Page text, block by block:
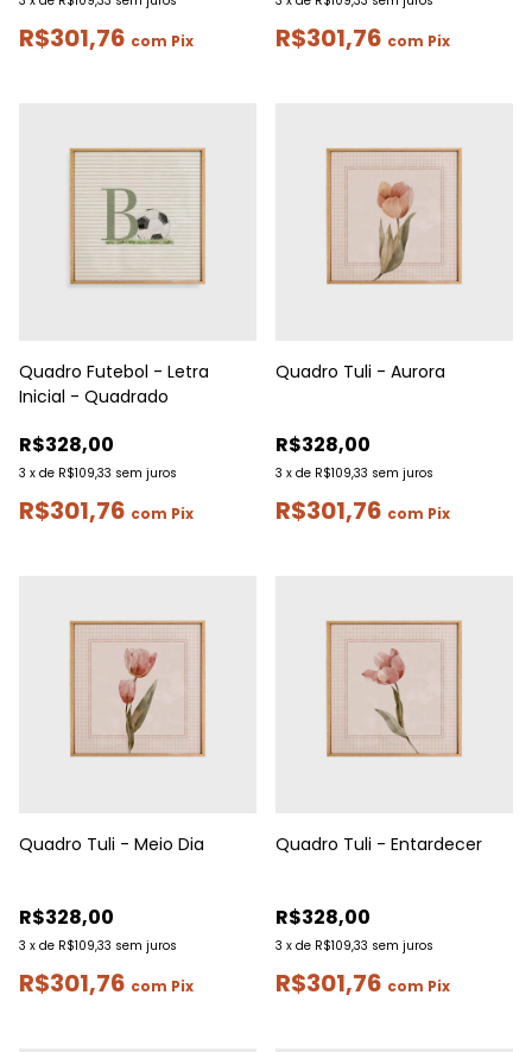
R$301,76 com Pix R$301,76 com Pix
Quadro Futebol - Letra
Inicial - Quadrado
R$328,00
3 x de R$109,33 sem juros
R$301,76 com Pix
Quadro Tuli - Aurora
R$328,00
3 x de R$109,33 sem juros
R$301,76 com Pix
Quadro Tuli - Meio Dia
R$328,00
3 x de R$109,33 sem juros
R$301,76 com Pix
Quadro Tuli - Entardecer
R$328,00
3 x de R$109,33 sem juros
R$301,76 com Pix